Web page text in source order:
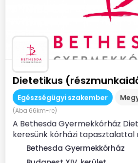
Dietetikus
Egészségügyi szakember
(Aba 66km-re)
A Bethesda Gyermekkórház
keresünk kórházi tapasztalattal
dietetikus...
Bethesda Gyermekkórház